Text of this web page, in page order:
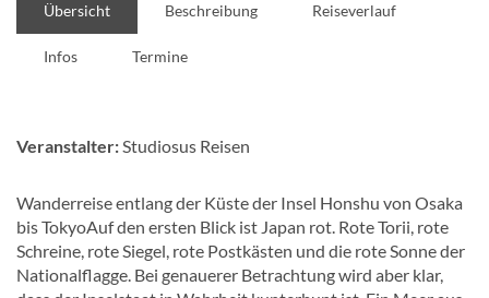
Übersicht Beschreibung Reiseverlauf
Infos Termine
Veranstalter:Studiosus Reisen
Wanderreise entlang der Küste der Insel Honshu von Osaka
bis TokyoAuf den ersten Blick ist Japan rot. Rote Torii, rote
Schreine, rote Siegel, rote Postkästen und die rote Sonne der
Nationalflagge. Bei genauerer Betrachtung wird aber klar,